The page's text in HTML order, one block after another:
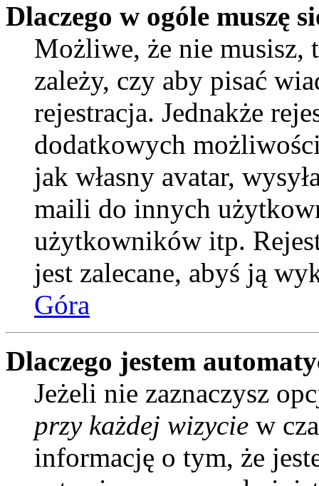
Dlaczego w ogóle muszę
Możliwe, że nie musisz,
zależy, czy aby pisać
rejestracja. Jednakże
dodatkowych
jak własny avatar,
maili do innych
użytkowników itp.
jest zalecane, abyś ją
Góra
Dlaczego jestem
Jeżeli nie zaznaczysz
przy każdej wizycie w
informację o tym, że